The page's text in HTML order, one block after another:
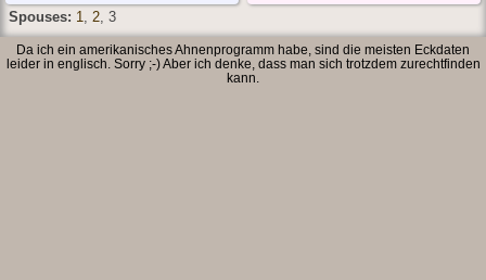
Spouses: 1, 2, 3
Da ich ein amerikanisches Ahnenprogramm habe, sind die meisten Eckdaten
leider in englisch. Sorry ;-) Aber ich denke, dass man sich trotzdem zurechtfinden
kann.